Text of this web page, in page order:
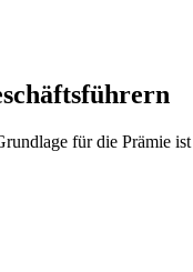
für die Prämie